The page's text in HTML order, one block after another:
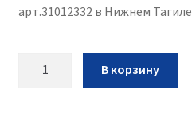
арт.31012332 в Нижнем
В корзину